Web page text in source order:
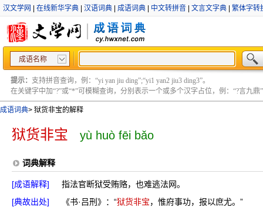
汉文学网 在线新华字典 汉语词典 成语词典 中文转拼音 文言文字典 繁体字转
成语名称
提示： 支持拼音查询，例：“yi yan jiu ding”;“yi1 yan2 jiu3 ding3”。
在关键字中加“?”或“*”可模糊查询，分别表示一个或多个汉字占位，例：“?言九鼎”
成语词典> 狱货非宝的解释
狱货非宝 yù huò fēi bǎo
词典解释
[成语解释]
指法官断狱受贿赂，也难逃法网。
[典故出处]
《书·吕刑》：“狱货非宝，惟府事功，报以庶尤。”